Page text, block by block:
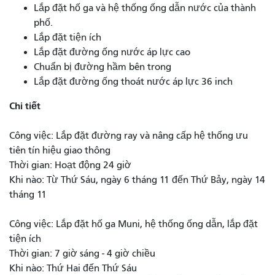
Lắp đặt hố ga và hệ thống ống dẫn nước của thành
phố.
Lắp đặt tiện ích
Lắp đặt đường ống nước áp lực cao
Chuẩn bị đường hầm bên trong
Lắp đặt đường ống thoát nước áp lực 36 inch
Chi tiết
Công việc: Lắp đặt đường ray và nâng cấp hệ thống ưu
tiên tín hiệu giao thông
Thời gian: Hoạt động 24 giờ
Khi nào: Từ Thứ Sáu, ngày 6 tháng 11 đến Thứ Bảy, ngày 14
tháng 11
Công việc: Lắp đặt hố ga Muni, hệ thống ống dẫn, lắp đặt
tiện ích
Thời gian: 7 giờ sáng - 4 giờ chiều
Khi nào: Thứ Hai đến Thứ Sáu